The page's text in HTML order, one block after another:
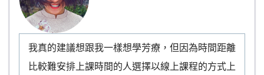
我真的建議想跟我一樣想學芳療，但因為時間距離
比較難安排上課時間的人選擇以線上課程的方式上